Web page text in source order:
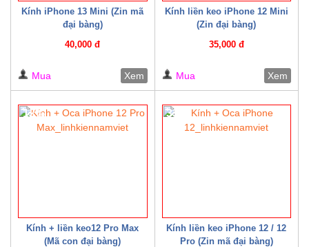
Kính iPhone 13 Mini (Zin mã
đại bàng)
40,000 đ
Mua Xem
Kính liền keo iPhone 12 Mini
(Zin đại bàng)
35,000 đ
Mua Xem
Kính + liền keo12 Pro Max
(Mã con đại bàng)
12%
Kính liền keo iPhone 12 / 12
Pro (Zin mã đại bàng)
33%